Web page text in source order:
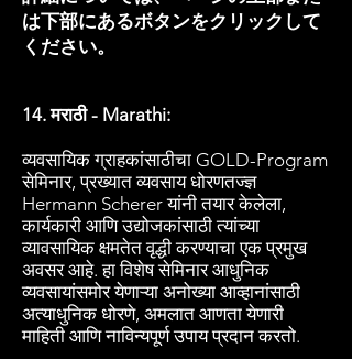
は下部にあるボタンをクリックして
ください。
14. मराठी - Marathi:
व्यवसायिक ग्राहकांसाठीचा GOLD-Program
सेमिनार, प्रख्यात व्यवसाय धोरणतज्ज्ञ
Hermann Scherer यांनी तयार केलेला,
कार्यकारी आणि उद्योजकांसाठी त्यांच्या
व्यावसायिक क्षमतेत वृद्धी करण्याचा एक प्रमुख
अवसर आहे. हा विशेष सेमिनार आधुनिक
व्यवसायांसमोर येणाऱ्या अनोख्या आव्हानांसाठी
अत्याधुनिक धोरणे, अमलात आणता येणारी
माहिती आणि नाविन्यपूर्ण उपाय प्रदान करतो.